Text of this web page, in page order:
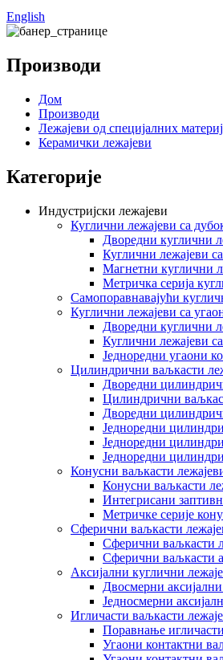
English
Производи
Дом
Производи
Лежајеви од специјалних
Керамички лежајеви
Категорије
Индустријски лежајеви
Куглични лежајеви са
Дворедни куглични
Куглични лежајеви
Магнетни куглични
Метричка серија
Самопоравнавајући
Куглични лежајеви са
Дворедни куглични
Куглични лежајеви
Једноредни угаони
Цилиндрични ваљкасти
Дворедни
Цилиндрични
Дворедни
Једноредни
Једноредни
Једноредни
Конусни ваљкасти
Конусни ваљкасти
Интегрисани
Метричке серије
Сферични ваљкасти
Сферични ваљкасти
Сферични ваљкасти
Аксијални куглични
Двосмерни
Једносмерни
Игличасти ваљкасти
Поравнање
Угаони контактни